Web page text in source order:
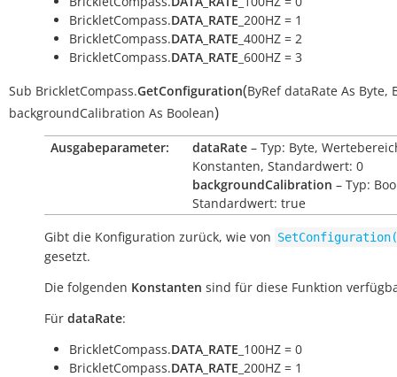
BrickletCompass.DATA_RATE _200HZ = 1
BrickletCompass.DATA_RATE _400HZ = 2
BrickletCompass.DATA_RATE _600HZ = 3
Sub BrickletCompass.GetConfiguration(ByRef dataRate As Byte,
backgroundCalibration As Boolean)
Ausgabeparameter: dataRate – Typ: Byte,
Konstanten, Standardwert: 0
backgroundCalibration – Typ:
Standardwert: true
Gibt die Konfiguration zurück, wie von
gesetzt.
Die folgenden Konstanten sind für diese Funktion
Für dataRate:
BrickletCompass.DATA_RATE _100HZ = 0
BrickletCompass.DATA_RATE _200HZ = 1